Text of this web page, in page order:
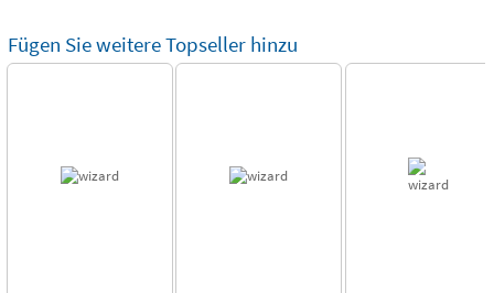
Fügen Sie weitere Topseller hinzu